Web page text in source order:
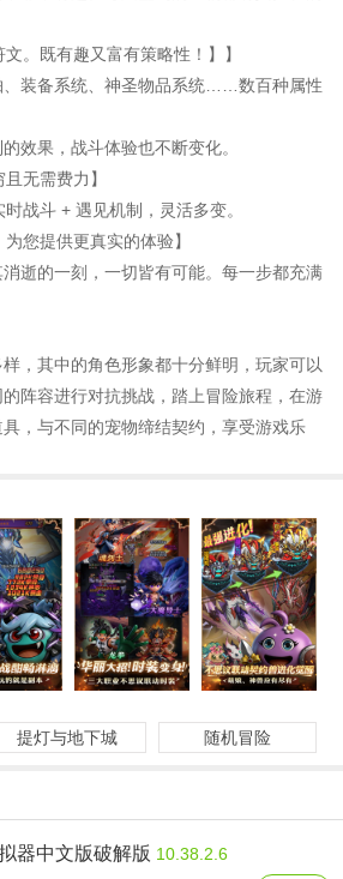
。既有趣又富有策略性！】】
、装备系统、神圣物品系统……数百种属性
效果，战斗体验也不断变化。
无需费力】
战斗 + 遇见机制，灵活多变。
您提供更真实的体验】
逝的一刻，一切皆有可能。每一步都充满
，其中的角色形象都十分鲜明，玩家可以
阵容进行对抗挑战，踏上冒险旅程，在游
，与不同的宠物缔结契约，享受游戏乐
提灯与地下城 随机冒险
器中文版破解版 10.38.2.6